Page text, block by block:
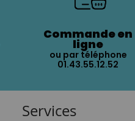
Commande en
ligne
ou par téléphone
01.43.55.12.52
Services